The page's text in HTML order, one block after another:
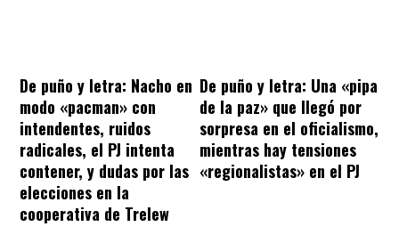
De puño y letra: Nacho en
modo «pacman» con
intendentes, ruidos
radicales, el PJ intenta
contener, y dudas por las
elecciones en la
cooperativa de Trelew
De puño y letra: Una «pipa
de la paz» que llegó por
sorpresa en el oficialismo,
mientras hay tensiones
«regionalistas» en el PJ